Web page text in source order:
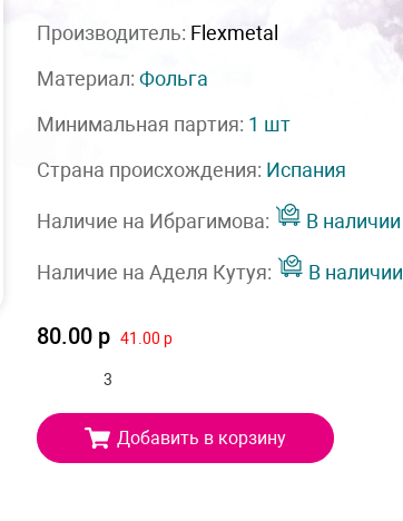
Производитель: Flexmetal
Материал: Фольга
Минимальная партия: 1 шт
Страна происхождения: Испания
Наличие на Ибрагимова: В наличии
Наличие на Аделя Кутуя: В наличии
80.00 р 41.00 р
Добавить в корзину